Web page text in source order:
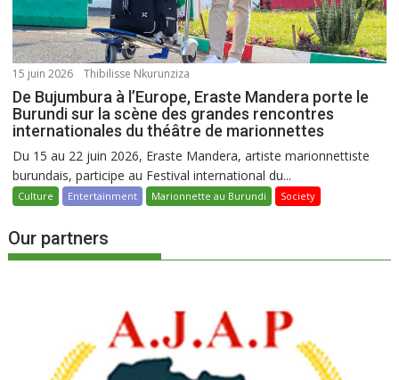
15 juin 2026 Thibilisse Nkurunziza
De Bujumbura à l’Europe, Eraste Mandera porte le
Burundi sur la scène des grandes rencontres
internationales du théâtre de marionnettes
Du 15 au 22 juin 2026, Eraste Mandera, artiste marionnettiste
burundais, participe au Festival international du...
Culture Entertainment Marionnette au Burundi Society
Our partners